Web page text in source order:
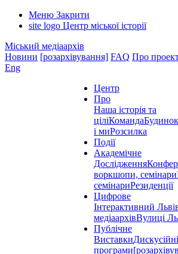
Меню Закрити
site logo Центр міської історії
Міський медіаархів
Новини [розархівування] FAQ Про
Eng
Центр
Про
Наша історія та
ціліКомандаБудинок
і миРозсилка
Події
Академічне
Дослідження
воркшопи, семінари
семінариРезиденції
Цифрове
Інтерактивний
медіаархівВулиці
Публічне
ВиставкиДискусійні
програми